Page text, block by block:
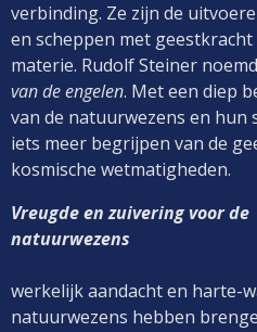
verbinding. Ze zijn de
en scheppen met
materie. Rudolf Steiner
van de engelen. Met een diep
van de natuurwezens en hun
iets meer begrijpen van de
kosmische wetmatigheden.
Vreugde en zuivering voor de
werkelijk aandacht en harte-
natuurwezens hebben